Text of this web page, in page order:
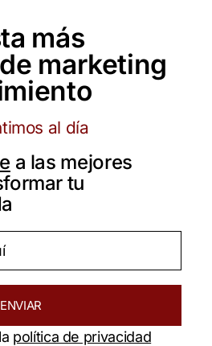
más
marketing
al día
a las mejores
tu
ENVIAR
política de privacidad